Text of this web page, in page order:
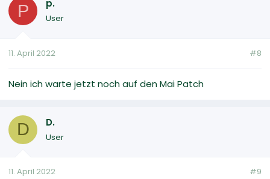
P p.
User
11. April 2022 #8
Nein ich warte jetzt noch auf den Mai Patch
D D.
User
11. April 2022 #9